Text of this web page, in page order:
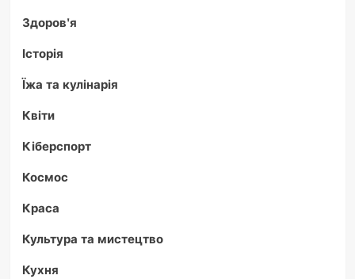
Здоров'я
Історія
Їжа та кулінарія
Квіти
Кіберспорт
Космос
Краса
Культура та мистецтво
Кухня